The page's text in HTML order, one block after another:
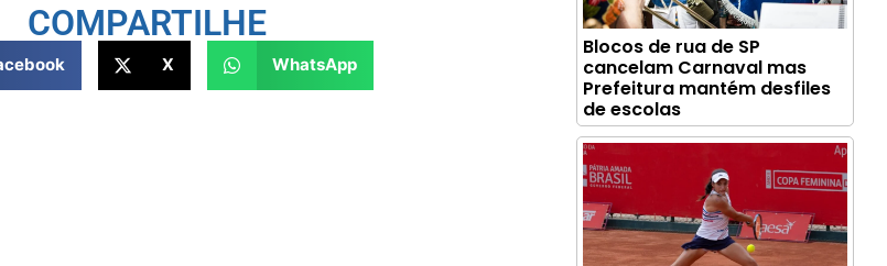
COMPARTILHE
X WhatsApp
Blocos de rua de SP
cancelam Carnaval mas
Prefeitura mantém desfiles
de escolas